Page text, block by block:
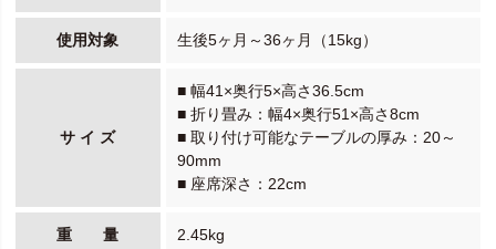
使用対象 生後5ヶ月～36ヶ月（15kg）
サ イ ズ
■ 幅41×奥行5×高さ36.5cm
■ 折り畳み：幅4×奥行51×高さ8cm
■ 取り付け可能なテーブルの厚み：20～
90mm
■ 座席深さ：22cm
重 量 2.45kg